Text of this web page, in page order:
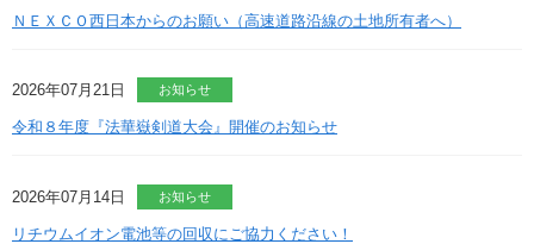
ＮＥＸＣＯ西日本からのお願い（高速道路沿線の土地所有者へ）
2026年07月21日 お知らせ
令和８年度『法華嶽剣道大会』開催のお知らせ
2026年07月14日 お知らせ
リチウムイオン電池等の回収にご協力ください！